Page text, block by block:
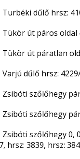
Turbéki dűlő hrsz:
Tükör út páros oldal
Tükör út páratlan
dűlő hrsz:
szőlőhegy
Zsibóti szőlőhegy
szőlőhegy 0,
hrsz: 3839, hrsz: